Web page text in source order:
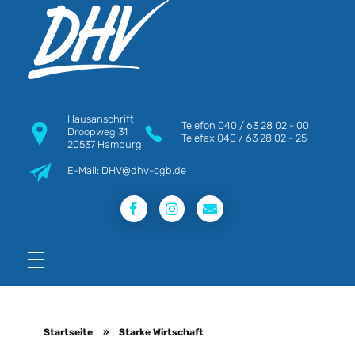
Hausanschrift
Droopweg 31
20537 Hamburg
Telefon 040 / 63 28 02 - 00
Telefax 040 / 63 28 02 - 25
E-Mail: DHV@dhv-cgb.de
Startseite » Starke Wirtschaft